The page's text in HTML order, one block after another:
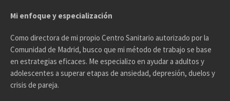
Mi enfoque y especialización
Como directora de mi propio Centro Sanitario autorizado por la
Comunidad de Madrid, busco que mi método de trabajo se base
en estrategias eficaces. Me especializo en ayudar a adultos y
adolescentes a superar etapas de ansiedad, depresión, duelos y
crisis de pareja.